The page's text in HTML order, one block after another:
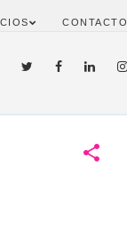
CONTACTO